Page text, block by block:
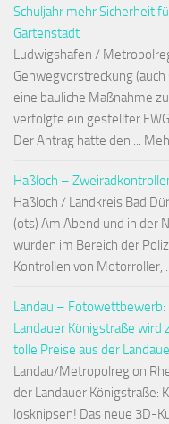
Schuljahr mehr Sicherheit
Gartenstadt
Ludwigshafen /
Gehwegvorstreckung
eine bauliche Maßnahme
verfolgte ein gestellter
Der Antrag hatte den ...
Haßloch –
Haßloch / Landkreis Bad
(ots) Am Abend und in der
wurden im Bereich der
Kontrollen von Motorroller,
Landau –
Landauer Königstraße
tolle Preise aus der
Landau/Metropolregion
der Landauer Königstraße:
losknipsen! Das neue 3D-